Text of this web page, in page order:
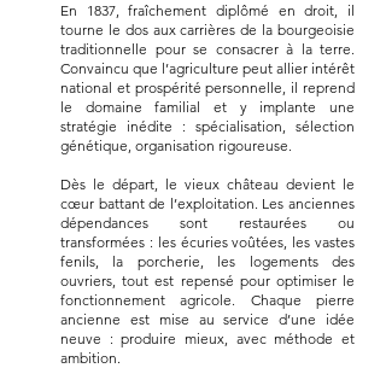
En 1837, fraîchement diplômé en droit, il
tourne le dos aux carrières de la bourgeoisie
traditionnelle pour se consacrer à la terre.
Convaincu que l’agriculture peut allier intérêt
national et prospérité personnelle, il reprend
le domaine familial et y implante une
stratégie inédite : spécialisation, sélection
génétique, organisation rigoureuse.
Dès le départ, le vieux château devient le
cœur battant de l’exploitation. Les anciennes
dépendances sont restaurées ou
transformées : les écuries voûtées, les vastes
fenils, la porcherie, les logements des
ouvriers, tout est repensé pour optimiser le
fonctionnement agricole. Chaque pierre
ancienne est mise au service d’une idée
neuve : produire mieux, avec méthode et
ambition.